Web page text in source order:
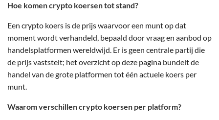
Hoe komen crypto koersen tot stand?
Een crypto koers is de prijs waarvoor een munt op dat
moment wordt verhandeld, bepaald door vraag en aanbod op
handelsplatformen wereldwijd. Er is geen centrale partij die
de prijs vaststelt; het overzicht op deze pagina bundelt de
handel van de grote platformen tot één actuele koers per
munt.
Waarom verschillen crypto koersen per platform?